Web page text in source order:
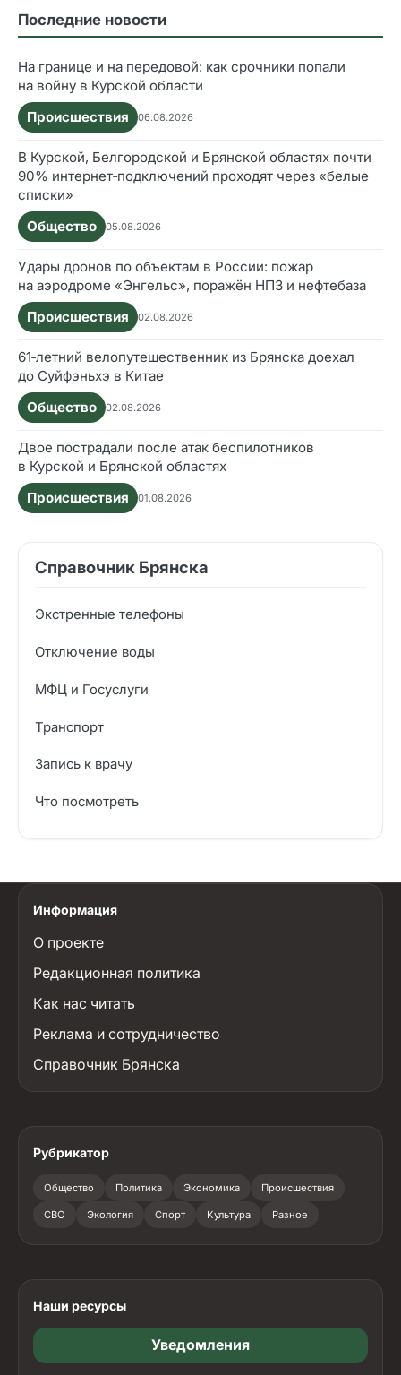
Последние новости
На границе и на передовой: как срочники попали
на войну в Курской области
Происшествия
06.08.2026
В Курской, Белгородской и Брянской областях почти
90% интернет‑подключений проходят через «белые
списки»
Общество
05.08.2026
Удары дронов по объектам в России: пожар
на аэродроме «Энгельс», поражён НПЗ и нефтебаза
Происшествия
02.08.2026
61‑летний велопутешественник из Брянска доехал
до Суйфэньхэ в Китае
Общество
02.08.2026
Двое пострадали после атак беспилотников
в Курской и Брянской областях
Происшествия
01.08.2026
Справочник Брянска
Экстренные телефоны
Отключение воды
МФЦ и Госуслуги
Транспорт
Запись к врачу
Что посмотреть
Информация
О проекте
Редакционная политика
Как нас читать
Реклама и сотрудничество
Справочник Брянска
Рубрикатор
Общество Политика Экономика Происшествия
СВО Экология Спорт Культура Разное
Наши ресурсы
Уведомления